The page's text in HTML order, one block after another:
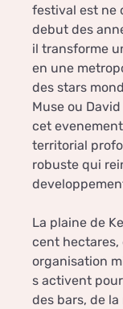
festival est ne
debut des
il transforme
en une
des stars
Muse ou
cet
territorial
robuste qui
La plaine de
cent
organisation
s activent
des bars, de